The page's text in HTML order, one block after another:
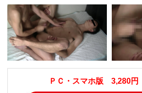
ＰＣ・スマホ版 3,280円